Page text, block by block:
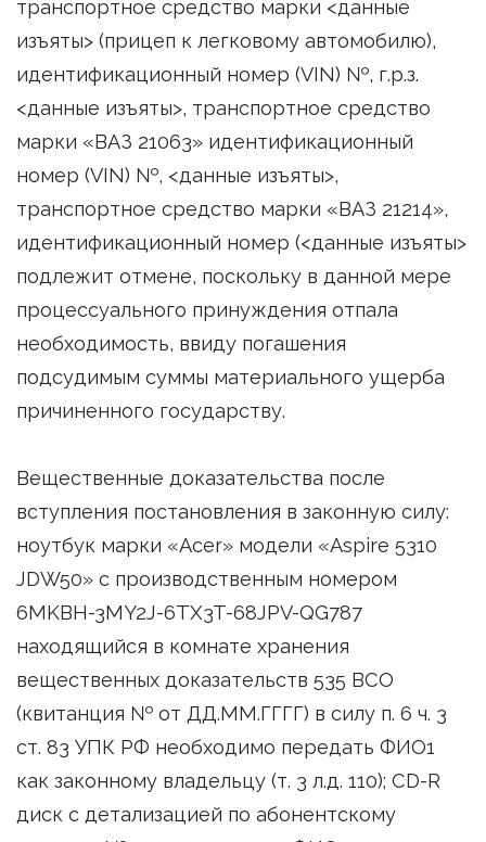
транспортное средство марки <данные
изъяты> (прицеп к легковому автомобилю),
идентификационный номер (VIN) №, г.р.з.
<данные изъяты>, транспортное средство
марки «ВАЗ 21063» идентификационный
номер (VIN) №, <данные изъяты>,
транспортное средство марки «ВАЗ 21214»,
идентификационный номер (<данные изъяты>
подлежит отмене, поскольку в данной мере
процессуального принуждения отпала
необходимость, ввиду погашения
подсудимым суммы материального ущерба
причиненного государству.
Вещественные доказательства после
вступления постановления в законную силу:
ноутбук марки «Acer» модели «Aspire 5310
JDW50» с производственным номером
6MKBH-3MY2J-6TX3T-68JPV-QG787
находящийся в комнате хранения
вещественных доказательств 535 ВСО
(квитанция № от ДД.ММ.ГГГГ) в силу п. 6 ч. 3
ст. 83 УПК РФ необходимо передать ФИО1
как законному владельцу (т. 3 л.д. 110); CD-R
диск с детализацией по абонентскому